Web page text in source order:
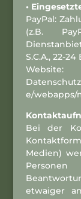
•
PayPal:
(z.B.
S.C.A., 22-
Website:
e/webapps/
Bei der
Medien)
etwaiger